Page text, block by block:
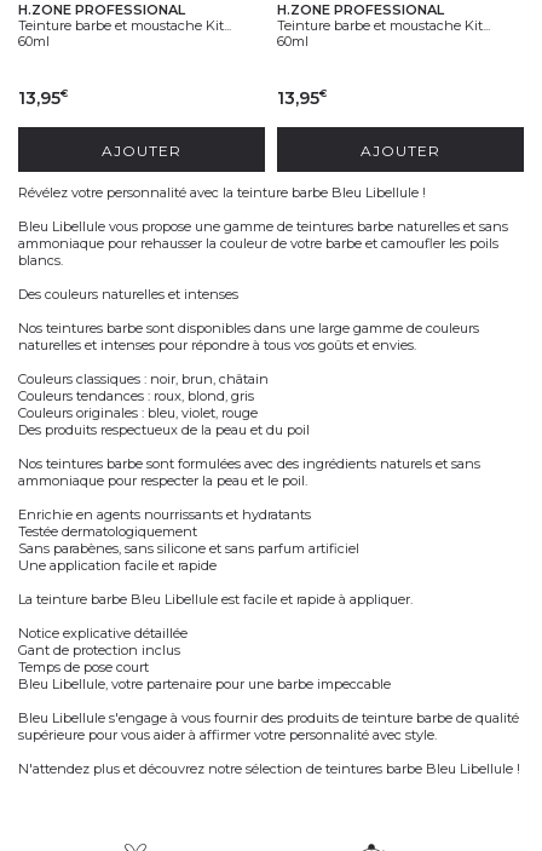
H.ZONE PROFESSIONAL
Teinture barbe et moustache Kit...
60ml
13,95€
AJOUTER
H.ZONE PROFESSIONAL
Teinture barbe et moustache Kit...
60ml
13,95€
AJOUTER
Révélez votre personnalité avec la teinture barbe Bleu Libellule !
Bleu Libellule vous propose une gamme de teintures barbe naturelles et sans
ammoniaque pour rehausser la couleur de votre barbe et camoufler les poils
blancs.
Des couleurs naturelles et intenses
Nos teintures barbe sont disponibles dans une large gamme de couleurs
naturelles et intenses pour répondre à tous vos goûts et envies.
Couleurs classiques : noir, brun, châtain
Couleurs tendances : roux, blond, gris
Couleurs originales : bleu, violet, rouge
Des produits respectueux de la peau et du poil
Nos teintures barbe sont formulées avec des ingrédients naturels et sans
ammoniaque pour respecter la peau et le poil.
Enrichie en agents nourrissants et hydratants
Testée dermatologiquement
Sans parabènes, sans silicone et sans parfum artificiel
Une application facile et rapide
La teinture barbe Bleu Libellule est facile et rapide à appliquer.
Notice explicative détaillée
Gant de protection inclus
Temps de pose court
Bleu Libellule, votre partenaire pour une barbe impeccable
Bleu Libellule s'engage à vous fournir des produits de teinture barbe de qualité
supérieure pour vous aider à affirmer votre personnalité avec style.
N'attendez plus et découvrez notre sélection de teintures barbe Bleu Libellule !